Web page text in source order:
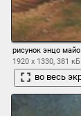
сау периода
рисунок энцо
1920 x 1330, 381 кБ
во весь